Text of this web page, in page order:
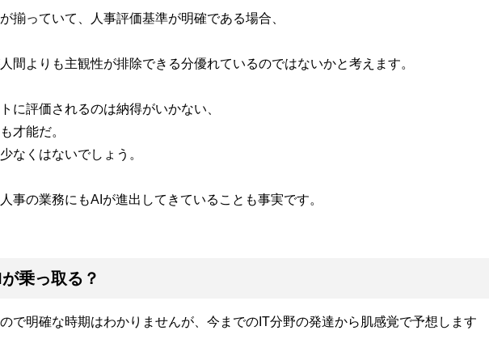
揃っていて、人事評価基準が明確である場合、
間よりも主観性が排除できる分優れているのではないかと考えます。
に評価されるのは納得がいかない、
才能だ。
なくはないでしょう。
事の業務にもAIが進出してきていることも事実です。
乗っ取る？
で明確な時期はわかりませんが、今までのIT分野の発達から肌感覚で予想します